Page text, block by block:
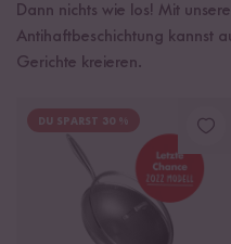
Dann nichts wie los! Mit
Antihaftbeschichtung kannst
Gerichte kreieren.
DU SPARST 30 %